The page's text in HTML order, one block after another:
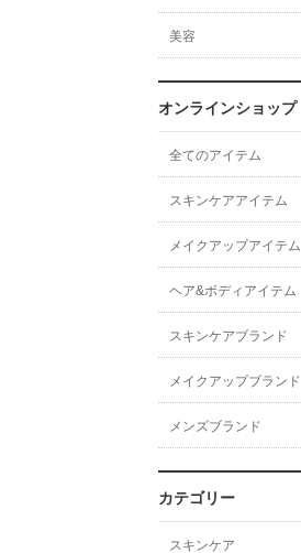
美容
オンラインショップ
全てのアイテム
スキンケアアイテム
メイクアップアイテム
ヘア&ボディアイテム
スキンケアブランド
メイクアップブランド
メンズブランド
カテゴリー
スキンケア